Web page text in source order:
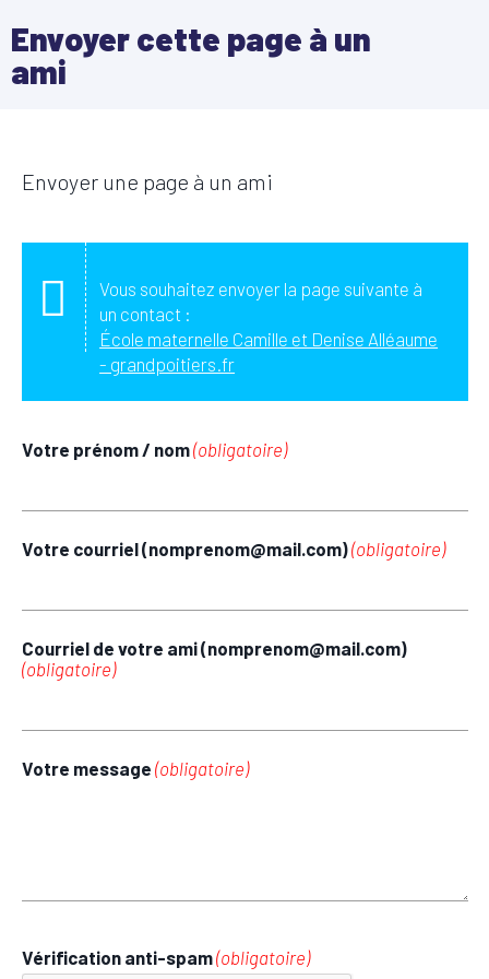
Envoyer cette page à un
ami
Envoyer une page à un ami
Vous souhaitez envoyer la page suivante à
un contact :
École maternelle Camille et Denise Alléaume
- grandpoitiers.fr
Votre prénom / nom(obligatoire)
Votre courriel (nomprenom@mail.com)(obligatoire)
Courriel de votre ami (nomprenom@mail.com)
(obligatoire)
Votre message (obligatoire)
Vérification anti-spam(obligatoire)